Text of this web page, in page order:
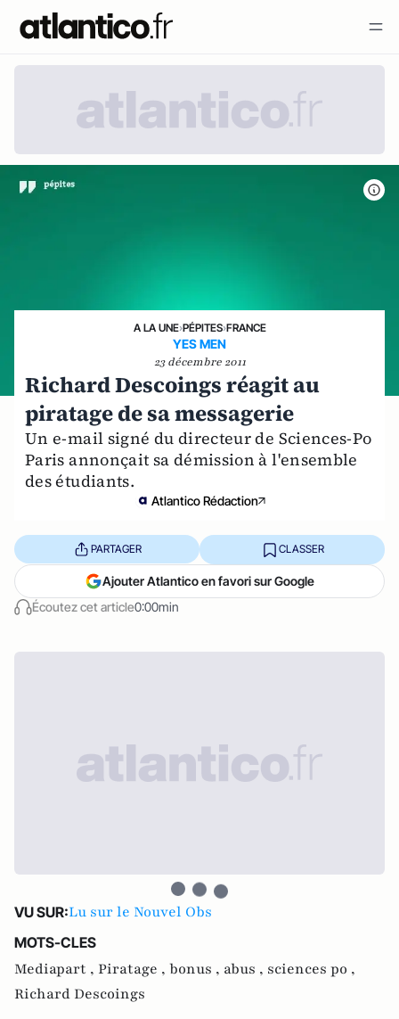
A LA UNE›PÉPITES›FRANCE
YES MEN
23 décembre 2011
Richard Descoings réagit au
piratage de sa messagerie
Un e-mail signé du directeur de Sciences-Po
Paris annonçait sa démission à l'ensemble
des étudiants.
Atlantico Rédaction
Écoutez cet article0:00min
PARTAGER CLASSER
Ajouter Atlantico en favori sur Google
VU SUR:Lu sur le Nouvel Obs
MOTS-CLES
Mediapart , Piratage , bonus , abus , sciences po ,
Richard Descoings